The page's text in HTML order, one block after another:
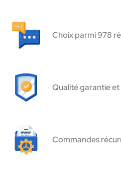
Choix parmi 978
Qualité garantie
Commandes